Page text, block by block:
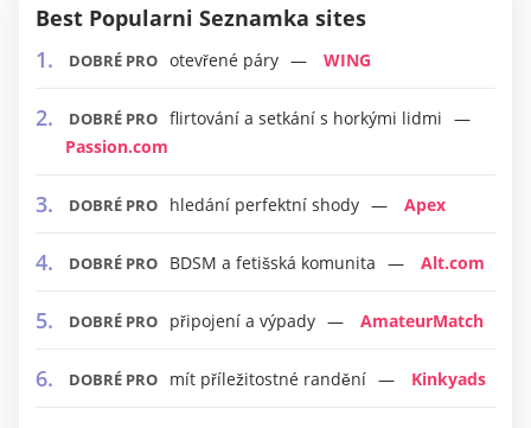
Best Popularni Seznamka sites
DOBRÉ PRO otevřené páry WING
DOBRÉ PRO flirtování a setkání s horkými lidmi
Passion.com
DOBRÉ PRO hledání perfektní shody Apex
DOBRÉ PRO BDSM a fetišská komunita Alt.com
DOBRÉ PRO připojení a výpady AmateurMatch
DOBRÉ PRO mít příležitostné randění Kinkyads